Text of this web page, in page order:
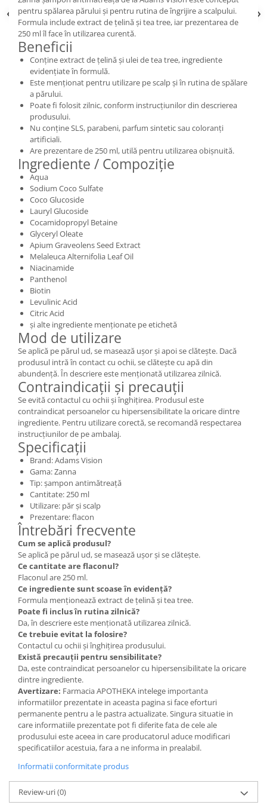
pentru spălarea părului și pentru rutina de îngrijire a scalpului.
Formula include extract de țelină și tea tree, iar prezentarea de
250 ml îl face în utilizarea curentă.
Beneficii
Conține extract de țelină și ulei de tea tree, ingrediente
evidențiate în formulă.
Este menționat pentru utilizare pe scalp și în rutina de spălare
a părului.
Poate fi folosit zilnic, conform instrucțiunilor din descrierea
produsului.
Nu conține SLS, parabeni, parfum sintetic sau coloranți
artificiali.
Are prezentare de 250 ml, utilă pentru utilizarea obișnuită.
Ingrediente / Compoziție
Aqua
Sodium Coco Sulfate
Coco Glucoside
Lauryl Glucoside
Cocamidopropyl Betaine
Glyceryl Oleate
Apium Graveolens Seed Extract
Melaleuca Alternifolia Leaf Oil
Niacinamide
Panthenol
Biotin
Levulinic Acid
Citric Acid
și alte ingrediente menționate pe etichetă
Mod de utilizare
Se aplică pe părul ud, se masează ușor și apoi se clătește. Dacă
produsul intră în contact cu ochii, se clătește cu apă din
abundență. În descriere este menționată utilizarea zilnică.
Contraindicații și precauții
Se evită contactul cu ochii și înghițirea. Produsul este
contraindicat persoanelor cu hipersensibilitate la oricare dintre
ingrediente. Pentru utilizare corectă, se recomandă respectarea
instrucțiunilor de pe ambalaj.
Specificații
Brand: Adams Vision
Gama: Zanna
Tip: șampon antimătreață
Cantitate: 250 ml
Utilizare: păr și scalp
Prezentare: flacon
Întrebări frecvente
Cum se aplică produsul?
Se aplică pe părul ud, se masează ușor și se clătește.
Ce cantitate are flaconul?
Flaconul are 250 ml.
Ce ingrediente sunt scoase în evidență?
Formula menționează extract de țelină și tea tree.
Poate fi inclus în rutina zilnică?
Da, în descriere este menționată utilizarea zilnică.
Ce trebuie evitat la folosire?
Contactul cu ochii și înghițirea produsului.
Există precauții pentru sensibilitate?
Da, este contraindicat persoanelor cu hipersensibilitate la oricare
dintre ingrediente.
Avertizare: Farmacia APOTHEKA intelege importanta
informatiilor prezentate in aceasta pagina si face eforturi
permanente pentru a le pastra actualizate. Singura situatie in
care informatiile prezentate pot fi diferite fata de cele ale
produsului este aceea in care producatorul aduce modificari
specificatiilor acestuia, fara a ne informa in prealabil.
Informatii conformitate produs
Review-uri(0)